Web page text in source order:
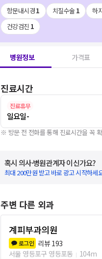
항문내시경1 치질수술 1 하
건강검진 1
병원정보 가격표
진료시간
진료휴무
일요일-
※ 방문 전 전화를 통해 진료시간을 꼭
혹시 의사·병원관계자 이신가요?
최대 200만원 받고 바로 광고 시작하세
주변 다른 외과
계피부과의원
로그인 리뷰 193
서울 영등포구 영등포동
104m